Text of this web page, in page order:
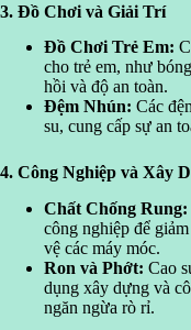
3. Đồ Chơi và Giải Trí
Đồ Chơi Trẻ Em:
cho trẻ em, như
hồi và độ an toàn.
Đệm Nhún: Các
su, cung cấp sự an
4. Công Nghiệp và Xây
Chất Chống Rung:
công nghiệp để
vệ các máy móc.
Ron và Phớt: Cao
dụng xây dựng và
ngăn ngừa rò rỉ.